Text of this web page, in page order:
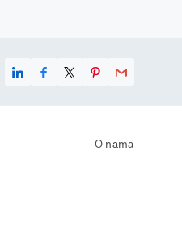
O nama